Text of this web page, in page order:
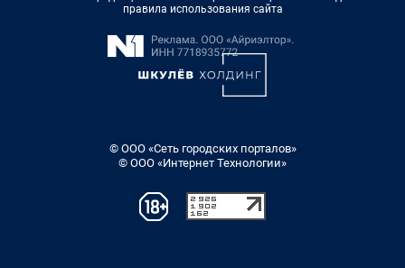
правила использования сайта
© ООО «Сеть городских порталов»
© ООО «Интернет Технологии»